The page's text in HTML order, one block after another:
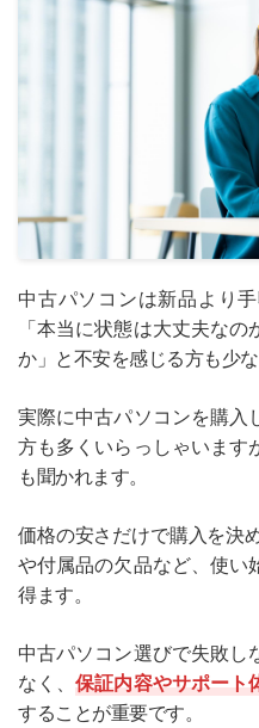
中古パソコンは新品より
「本当に状態は大丈夫な
か」と不安を感じる方も少な
実際に中古パソコンを購入
方も多くいらっしゃいます
も聞かれます。
価格の安さだけで購入を決
や付属品の欠品など、使い
得ます。
中古パソコン選びで失敗し
なく、保証内容やサポート
することが重要です。